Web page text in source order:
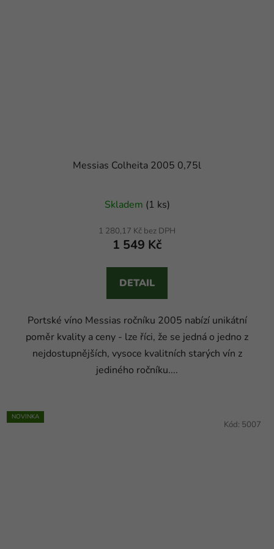
Messias Colheita 2005 0,75l
Skladem (1 ks)
1 280,17 Kč bez DPH
1 549 Kč
DETAIL
Portské víno Messias ročníku 2005 nabízí unikátní
poměr kvality a ceny - lze říci, že se jedná o jedno z
nejdostupnějších, vysoce kvalitních starých vín z
jediného ročníku....
NOVINKA
Kód: 5007